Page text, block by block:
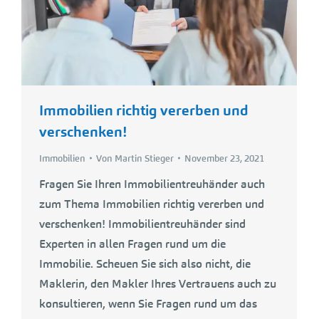
Immobilien richtig vererben und
verschenken!
Immobilien Von Martin Stieger November 23, 2021
Fragen Sie Ihren Immobilientreuhänder auch
zum Thema Immobilien richtig vererben und
verschenken! Immobilientreuhänder sind
Experten in allen Fragen rund um die
Immobilie. Scheuen Sie sich also nicht, die
Maklerin, den Makler Ihres Vertrauens auch zu
konsultieren, wenn Sie Fragen rund um das